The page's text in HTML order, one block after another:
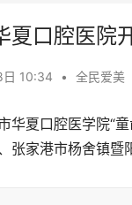
夏口腔医院
日 10:34 • 全民爱美
华夏口腔医学院“
张家港市杨舍镇暨